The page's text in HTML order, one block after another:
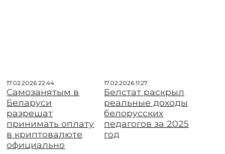
17.02.2026 22:44
Самозанятым в
Беларуси
разрешат
принимать оплату
в криптовалюте
официально
17.02.2026 11:27
Белстат раскрыл
реальные доходы
белорусских
педагогов за 2025
год